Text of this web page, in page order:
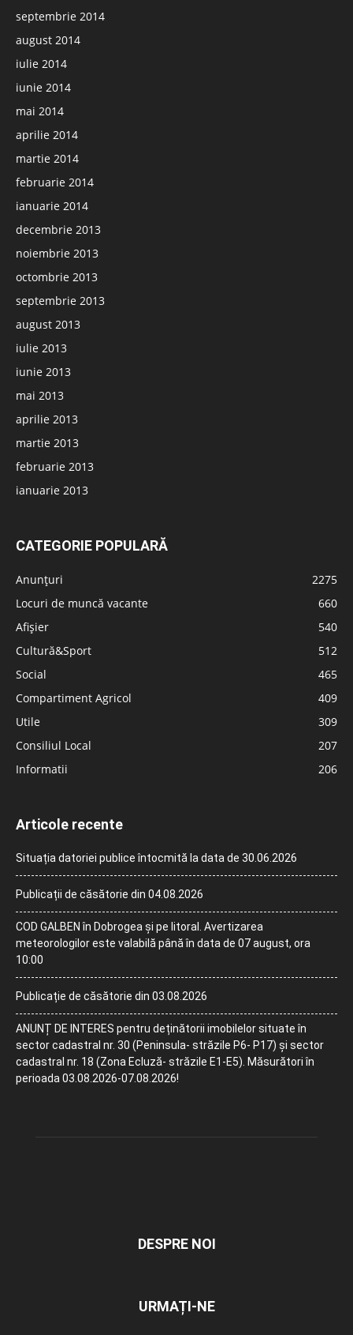
septembrie 2014
august 2014
iulie 2014
iunie 2014
mai 2014
aprilie 2014
martie 2014
februarie 2014
ianuarie 2014
decembrie 2013
noiembrie 2013
octombrie 2013
septembrie 2013
august 2013
iulie 2013
iunie 2013
mai 2013
aprilie 2013
martie 2013
februarie 2013
ianuarie 2013
CATEGORIE POPULARĂ
Anunțuri
2275
Locuri de muncă vacante
660
Afișier
540
Cultură&Sport
512
Social
465
Compartiment Agricol
409
Utile
309
Consiliul Local
207
Informatii
206
Articole recente
Situația datoriei publice întocmită la data de 30.06.2026
Publicații de căsătorie din 04.08.2026
COD GALBEN în Dobrogea și pe litoral. Avertizarea
meteorologilor este valabilă până în data de 07 august, ora
10:00
Publicație de căsătorie din 03.08.2026
ANUNȚ DE INTERES pentru deținătorii imobilelor situate în
sector cadastral nr. 30 (Peninsula- străzile P6- P17) și sector
cadastral nr. 18 (Zona Ecluză- străzile E1-E5). Măsurători în
perioada 03.08.2026-07.08.2026!
DESPRE NOI
URMAȚI-NE